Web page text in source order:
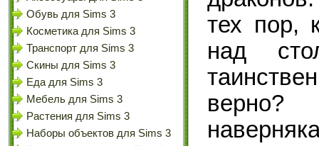
Обувь для Sims 3
Косметика для Sims 3
Транспорт для Sims 3
Скины для Sims 3
Еда для Sims 3
Мебель для Sims 3
Растения для Sims 3
Наборы объектов для Sims 3
тех пор,
над